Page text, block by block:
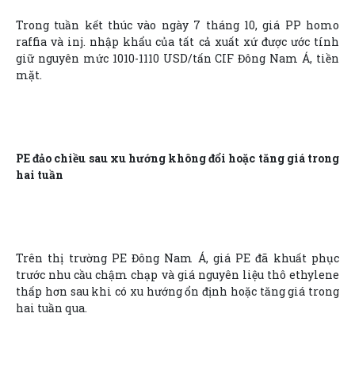
Trong tuần kết thúc vào ngày 7 tháng 10, giá PP homo
raffia và inj. nhập khẩu của tất cả xuất xứ được ước tính
giữ nguyên mức 1010-1110 USD/tấn CIF Đông Nam Á, tiền
mặt.
PE đảo chiều sau xu hướng không đổi hoặc tăng giá trong
hai tuần
Trên thị trường PE Đông Nam Á, giá PE đã khuất phục
trước nhu cầu chậm chạp và giá nguyên liệu thô ethylene
thấp hơn sau khi có xu hướng ổn định hoặc tăng giá trong
hai tuần qua.